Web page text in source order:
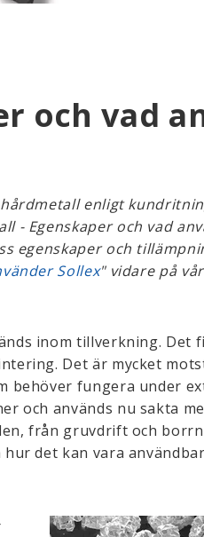
och vad
enligt
- Egenskaper och vad
egenskaper och
Sollex" vidare på
inom tillverkning. Det
Det är mycket
behöver fungera under
och används nu sakta
från gruvdrift och
det kan vara